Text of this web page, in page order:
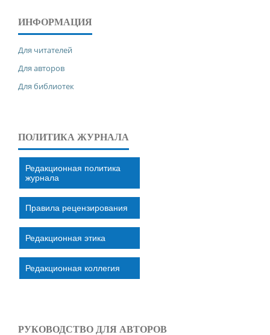
ИНФОРМАЦИЯ
Для читателей
Для авторов
Для библиотек
ПОЛИТИКА ЖУРНАЛА
Редакционная политика
журнала
Правила рецензирования
Редакционная этика
Редакционная коллегия
РУКОВОДСТВО ДЛЯ АВТОРОВ